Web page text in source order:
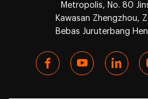
Metropolis, No. 80
Kawasan Zhengzhou,
Bebas Juruterbang